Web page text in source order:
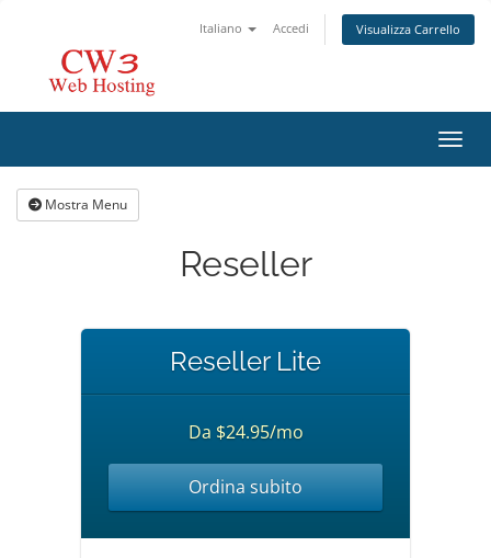
Italiano Accedi Visualizza Carrello
Mostra Menu
Reseller
Reseller Lite
Da $24.95/mo
Ordina subito